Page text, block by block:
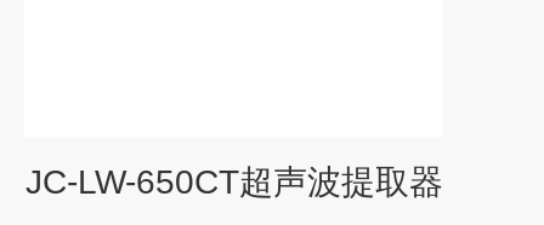
JC-LW-650CT超声波提取器